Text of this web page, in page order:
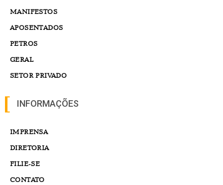
MANIFESTOS
APOSENTADOS
PETROS
GERAL
SETOR PRIVADO
INFORMAÇÕES
IMPRENSA
DIRETORIA
FILIE-SE
CONTATO